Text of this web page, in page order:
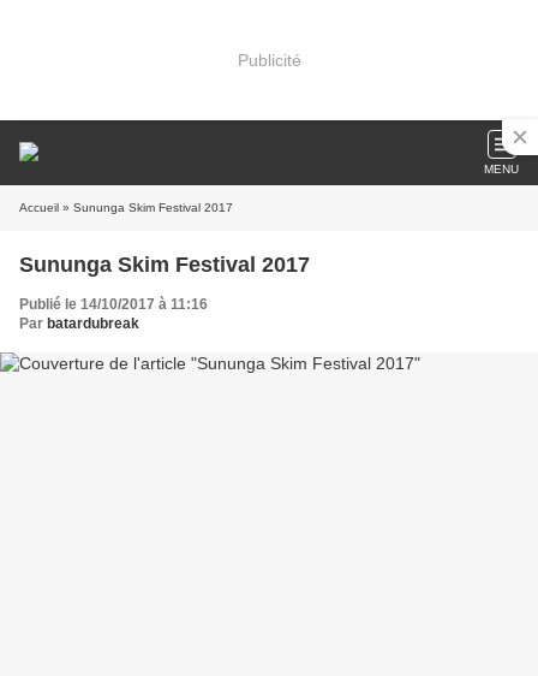
Publicité
MENU
Accueil » Sununga Skim Festival 2017
Sununga Skim Festival 2017
Publié le 14/10/2017 à 11:16
Par batardubreak